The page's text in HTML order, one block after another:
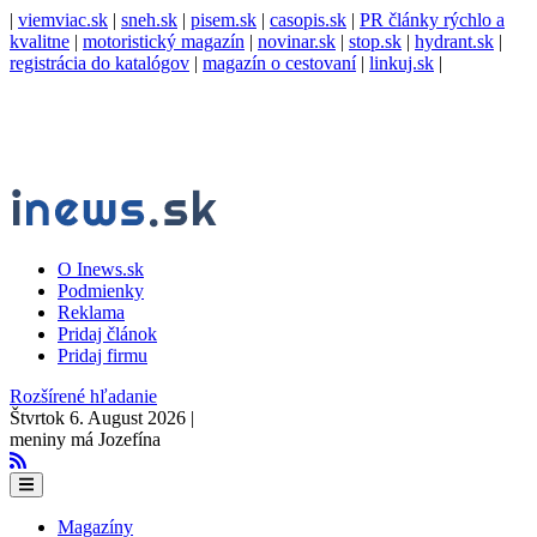
| viemviac.sk | sneh.sk | pisem.sk | casopis.sk | PR články rýchlo a
kvalitne | motoristický magazín | novinar.sk | stop.sk | hydrant.sk |
registrácia do katalógov | magazín o cestovaní| linkuj.sk |
O Inews.sk
Podmienky
Reklama
Pridaj článok
Pridaj firmu
Rozšírené hľadanie
Štvrtok 6. August 2026 |
meniny má Jozefína
Magazíny